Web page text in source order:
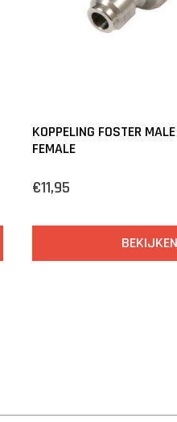
KOPPELING FOSTER
FEMALE
€11,95
BEKIJKEN